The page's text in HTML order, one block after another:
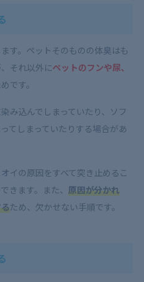
す。ペットそのものの体臭はも
それ以外にペットのフンや尿、
です。
み込んでしまっていたり、ソフ
てしまっていたりする場合があ
イの原因をすべて突き止めるこ
きます。また、 原因が分かれ
ため、欠かせない手順です。